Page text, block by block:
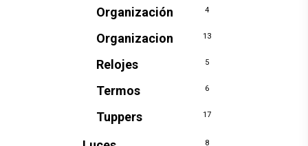
Organización 4
Organizacion 13
Relojes 5
Termos 6
Tuppers 17
8